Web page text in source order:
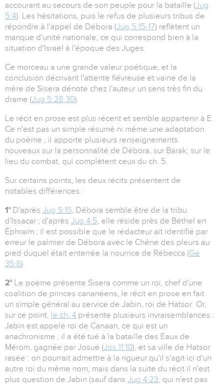
accourant au secours de son peuple pour la bataille (Jug
5:4). Les hésitations, puis le refus de plusieurs tribus de
répondre à l'appel de Débora (Jug 5:15-17) reflètent un
manque d'unité nationale, ce qui correspond bien à la
situation d'Israël à l'époque des Juges.
Ce morceau a une grande valeur poétique, et la
conclusion décrivant l'attente fiévreuse et vaine de la
mère de Sisera dénote chez l'auteur un sens très fin du
drame (Jug 5:28,30).
Le récit en prose est plus récent et semble appartenir à E.
Ce n'est pas un simple résumé ni même une adaptation
du poème ; il apporte plusieurs renseignements
nouveaux sur la personnalité de Débora, sur Barak, sur le
lieu du combat, qui complètent ceux du ch. 5.
Sur certains points, les deux récits présentent de
notables différences :
1° D'après Jug 5:15, Débora semble être de la tribu
d'Issacar ; d'après Jug 4:5, elle réside près de Béthel en
Éphraïm ; il est possible que le rédacteur ait identifié par
erreur le palmier de Débora avec le Chêne des pleurs au
pied duquel était enterrée la nourrice de Rébecca (Ge
35:8).
2° Le poème présente Sisera comme un roi, chef d'une
coalition de princes cananéens, le récit en prose en fait
un simple général au service de Jabin, roi de Hatsor. Or,
sur ce point, le ch. 4 présente plusieurs invraisemblances :
Jabin est appelé roi de Canaan, ce qui est un
anachronisme ; il a été tué à la bataille des Eaux de
Mérom, gagnée par Josué (Jos 11:10), et sa ville de Hatsor
rasée : on pourrait admettre à la rigueur qu'il s'agit ici d'un
autre roi du même nom, mais dans la suite du récit il n'est
plus question de Jabin (sauf dans Jug 4:23, qui n'est pas